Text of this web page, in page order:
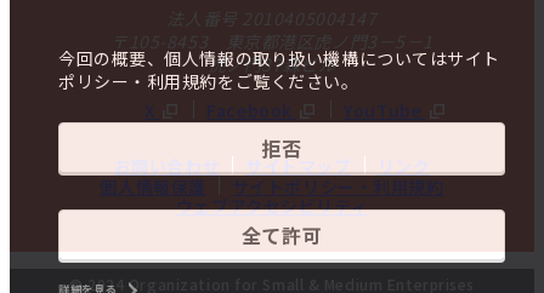
今回の概要、個人情報の取り扱い機構についてはサイト
ポリシー・利用規約をご覧ください。
拒否
全て許可
詳細を見る
法人番号 2010405004147
〒105-8453 東京都港区虎ノ門3－5－1
虎ノ門37森ビル
X
Facebook YouTube
お問い合わせ サイトマップ
リンク
個人情報保護
サイトポリシー・利用規約
ウェブアクセシビリティ
© 2024 Organization for Small & Medium Enterprises